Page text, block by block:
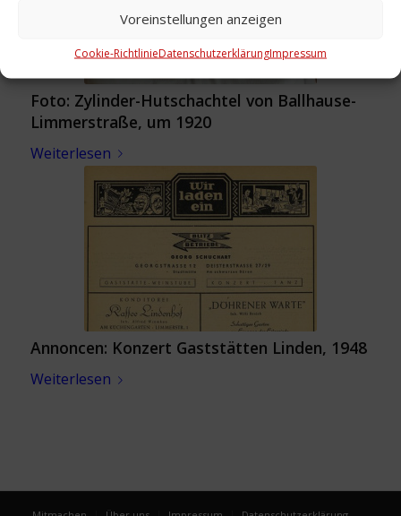
Voreinstellungen anzeigen
Cookie-RichtlinieDatenschutzerklärungImpressum
Foto: Zylinder-Hutschachtel von Ballhause-
Limmerstraße, um 1920
Weiterlesen
Annoncen: Konzert Gaststätten Linden, 1948
Weiterlesen